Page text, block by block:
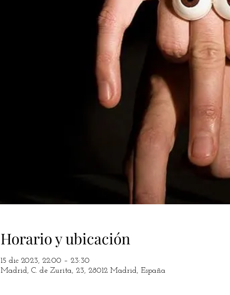
Horario y ubicación
15 dic 2023, 22:00 – 23:30
Madrid, C. de Zurita, 23, 28012 Madrid, España